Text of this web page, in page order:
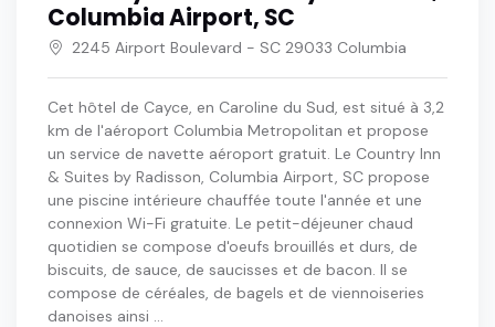
Columbia Airport, SC
2245 Airport Boulevard - SC 29033 Columbia
Cet hôtel de Cayce, en Caroline du Sud, est situé à 3,2
km de l'aéroport Columbia Metropolitan et propose
un service de navette aéroport gratuit. Le Country Inn
& Suites by Radisson, Columbia Airport, SC propose
une piscine intérieure chauffée toute l'année et une
connexion Wi-Fi gratuite. Le petit-déjeuner chaud
quotidien se compose d'oeufs brouillés et durs, de
biscuits, de sauce, de saucisses et de bacon. Il se
compose de céréales, de bagels et de viennoiseries
danoises ainsi ...